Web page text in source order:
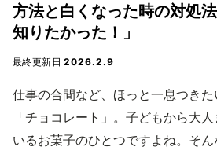
方法と白くなった時の対処
知りたかった！」
最終更新日2026.2.9
仕事の合間など、ほっと一息つき
「チョコレート」。子どもから大
いるお菓子のひとつですよね。そ